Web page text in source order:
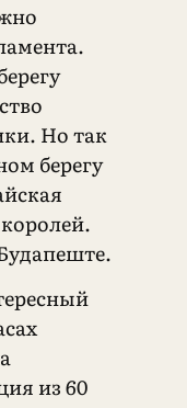
Но так
берегу
из 60